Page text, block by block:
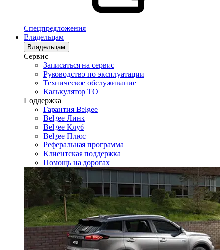
Спецпредложения
Владельцам
Владельцам
Сервис
Записаться на сервис
Руководство по эксплуатации
Техническое обслуживание
Калькулятор ТО
Поддержка
Гарантия Belgee
Belgee Линк
Belgee Клуб
Belgee Плюс
Реферальная программа
Клиентская поддержка
Помощь на дорогах